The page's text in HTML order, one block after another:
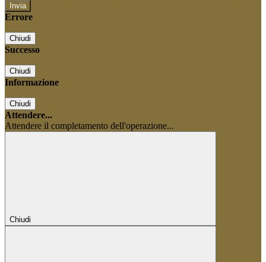
Errore
Chiudi
Successo
Chiudi
Informazione
Chiudi
Attendere...
Attendere il completamento dell'operazione...
Chiudi